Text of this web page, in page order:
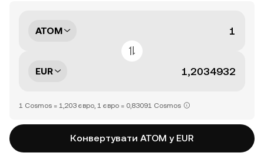
ATOM
EUR
1 Cosmos = 1,203 євро, 1 євро = 0,83091 Cosmos
Конвертувати ATOM у EUR